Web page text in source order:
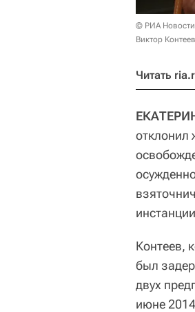
© РИА Новости
Виктор
Читать
отклонил
Контеев,
был
двух
июне